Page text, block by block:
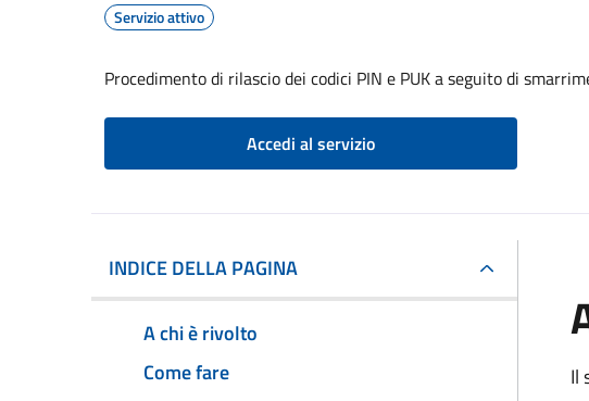
Servizio attivo
Procedimento di rilascio dei codici PIN e PUK a seguito di
Accedi al servizio
INDICE DELLA PAGINA
A chi è rivolto
Come fare
Il